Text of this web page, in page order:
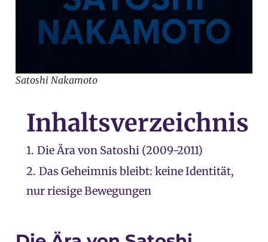
Satoshi Nakamoto
Inhaltsverzeichnis
1. Die Ära von Satoshi (2009-2011)
2. Das Geheimnis bleibt: keine Identität,
nur riesige Bewegungen